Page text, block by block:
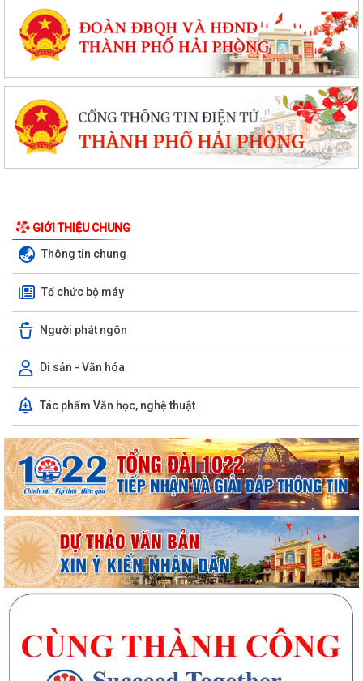
GIỚI THIỆU CHUNG
Thông tin chung
Tổ chức bộ máy
Người phát ngôn
Di sản - Văn hóa
Tác phẩm Văn học, nghệ thuật